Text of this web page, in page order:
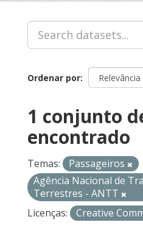
Ordenar por
1 conjunto
encontrado
Temas: Passageiros
Agência Nacional de
Terrestres - ANTT
Licenças:
Creative